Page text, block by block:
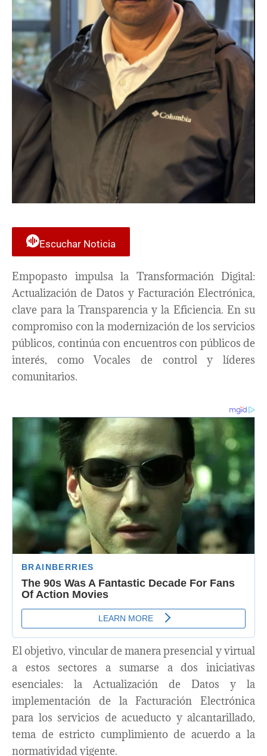
Escuchar Noticia
Empopasto impulsa la Transformación Digital:
Actualización de Datos y Facturación Electrónica,
clave para la Transparencia y la Eficiencia. En su
compromiso con la modernización de los servicios
públicos, continúa con encuentros con públicos de
interés, como Vocales de control y líderes
comunitarios.
El objetivo, vincular de manera presencial y virtual
a estos sectores a sumarse a dos iniciativas
esenciales: la Actualización de Datos y la
implementación de la Facturación Electrónica
para los servicios de acueducto y alcantarillado,
tema de estricto cumplimiento de acuerdo a la
normatividad vigente.